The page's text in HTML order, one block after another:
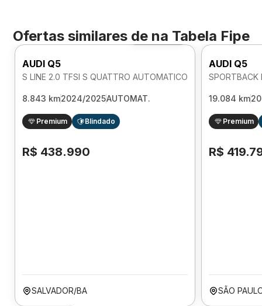
Ofertas similares de na Tabela Fipe
Foto 360º
AUDI Q5
S LINE 2.0 TFSI S QUATTRO AUTOMATICO
8.843 km2024/2025AUTOMAT.
Premium Blindado
R$ 438.990
SALVADOR/BA
AUDI Q5
19.084 km
Premium
R$
SÃO